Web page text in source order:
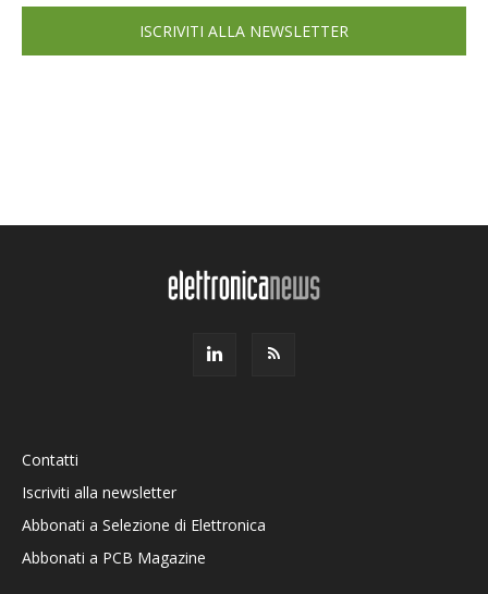
ISCRIVITI ALLA NEWSLETTER
Contatti
Iscriviti alla newsletter
Abbonati a Selezione di Elettronica
Abbonati a PCB Magazine